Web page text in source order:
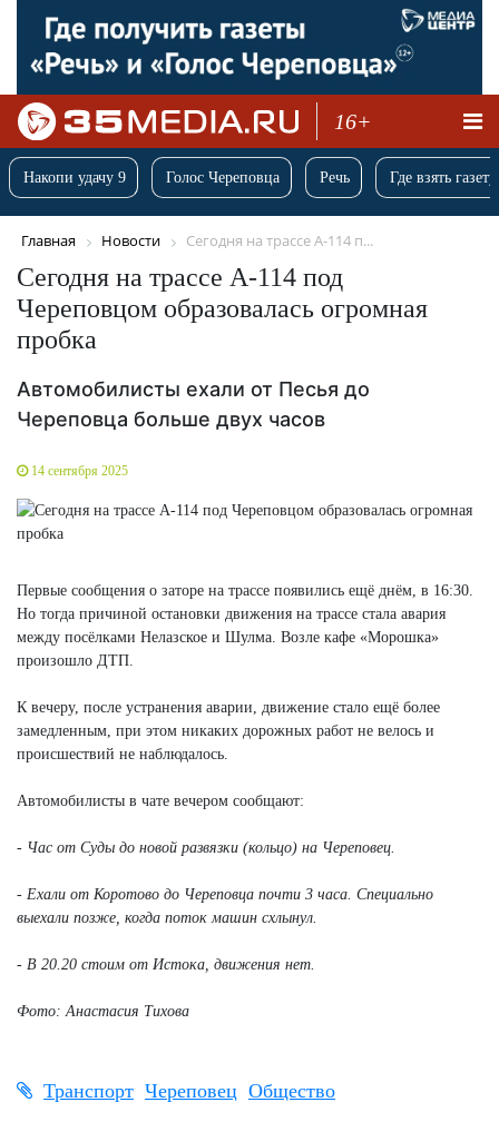
16+
Накопи удачу 9 Голос Череповца Речь Где взять
Главная Новости Сегодня на трассе А-114 п...
Сегодня на трассе А-114 под
Череповцом образовалась огромная
пробка
Автомобилисты ехали от Песья до
Череповца больше двух часов
14 сентября 2025
Первые сообщения о заторе на трассе появились ещё днём, в 16:30.
Но тогда причиной остановки движения на трассе стала авария
между посёлками Нелазское и Шулма. Возле кафе «Морошка»
произошло ДТП.
К вечеру, после устранения аварии, движение стало ещё более
замедленным, при этом никаких дорожных работ не велось и
происшествий не наблюдалось.
Автомобилисты в чате вечером сообщают:
- Час от Суды до новой развязки (кольцо) на Череповец.
- Ехали от Коротово до Череповца почти 3 часа. Специально
выехали позже, когда поток машин схлынул.
- В 20.20 стоим от Истока, движения нет.
Фото: Анастасия Тихова
Транспорт Череповец Общество